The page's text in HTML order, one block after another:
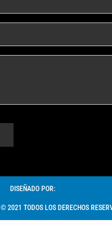
DISEÑADO POR:
© 2021 TODOS LOS DERECHOS